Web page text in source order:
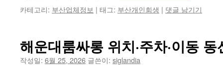
카테고리: 부산업체정보 | 태그: 부산개인회생 | 댓글 남기기
해운대룸싸롱 위치·주차·이동
작성일: 6월 25, 2026 글쓴이: siglandia